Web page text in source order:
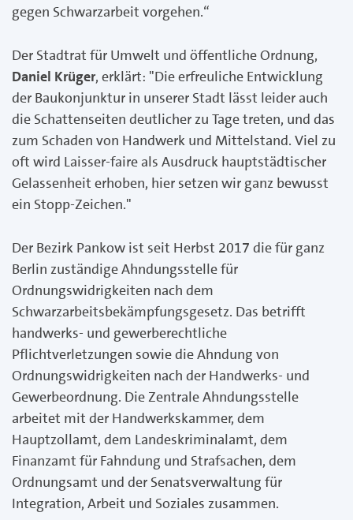
gegen Schwarzarbeit vorgehen.“
Der Stadtrat für Umwelt und öffentliche Ordnung,
Daniel Krüger, erklärt: "Die erfreuliche Entwicklung
der Baukonjunktur in unserer Stadt lässt leider auch
die Schattenseiten deutlicher zu Tage treten, und das
zum Schaden von Handwerk und Mittelstand. Viel zu
oft wird Laisser-faire als Ausdruck hauptstädtischer
Gelassenheit erhoben, hier setzen wir ganz bewusst
ein Stopp-Zeichen."
Der Bezirk Pankow ist seit Herbst 2017 die für ganz
Berlin zuständige Ahndungsstelle für
Ordnungswidrigkeiten nach dem
Schwarzarbeitsbekämpfungsgesetz. Das betrifft
handwerks- und gewerberechtliche
Pflichtverletzungen sowie die Ahndung von
Ordnungswidrigkeiten nach der Handwerks- und
Gewerbeordnung. Die Zentrale Ahndungsstelle
arbeitet mit der Handwerkskammer, dem
Hauptzollamt, dem Landeskriminalamt, dem
Finanzamt für Fahndung und Strafsachen, dem
Ordnungsamt und der Senatsverwaltung für
Integration, Arbeit und Soziales zusammen.